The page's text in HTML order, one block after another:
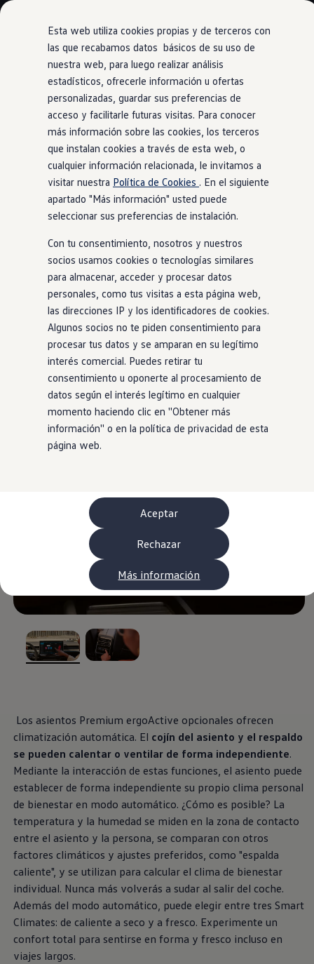
Esta web utiliza cookies propias y de terceros con
las que recabamos datos básicos de su uso de
nuestra web, para luego realizar análisis
estadísticos, ofrecerle información u ofertas
personalizadas, guardar sus preferencias de
acceso y facilitarle futuras visitas. Para conocer
más información sobre las cookies, los terceros
que instalan cookies a través de esta web, o
cualquier información relacionada, le invitamos a
visitar nuestra Política de Cookies . En el siguiente
apartado "Más información" usted puede
seleccionar sus preferencias de instalación.
Con tu consentimiento, nosotros y nuestros
socios usamos cookies o tecnologías similares
para almacenar, acceder y procesar datos
personales, como tus visitas a esta página web,
las direcciones IP y los identificadores de cookies.
Algunos socios no te piden consentimiento para
procesar tus datos y se amparan en su legítimo
interés comercial. Puedes retirar tu
consentimiento u oponerte al procesamiento de
datos según el interés legítimo en cualquier
momento haciendo clic en ''Obtener más
información'' o en la política de privacidad de esta
página web.
Aceptar
Rechazar
Más información
Ir
directamente
al contenido
Ir
directamente
al pie de
página
Nuevo ID. Polo: El eléctrico para todos
Nuevo ID. Cross 100% eléctrico
Modelos 7 plazas
Descubre el nuevo Golf GTI 50 Aniversario
Gama Deportiva
Gama SUV de Volkswagen
Ofertas y promociones
Precios Especiales
Renueva tu Volkswagen
Trae un amigo a Volkswagen Canarias
Financiación Volkswagen
Volkswagen Flex & Serenity
Renting
Vehículos de ocasión
Concursos Volkswagen
Clientes
Buscador de Concesionarios
Atención al cliente
Accesorios
Guía de mantenimiento
Información Útil
Viajar en coche
WLTP
Aceite y líquidos
EA189
Etiquetado de neumáticos UE - Volkswagen
Reciclaje Volkswagen Canarias
Servicios de mantenimiento
Garantía Volkswagen
Homologaciones y certificados de conformidad
Información sobre el apagón de redes 2G-3G
Recambios
Recambios reconstruidos
Neumáticos
Modelos antiguos
Servicio para vehículos eléctricos
myVolkswagen
Ayuda con aplicaciones y servicios digitales
Navigation Map Update
Extras digitales
Actualizaciones del software, los mapas y las
Buscar servicios para tu modelo
Conectar el móvil con el vehículo
Exclusivo para empresas
Volkswagen Taxis
Movilidad Eléctrica
Actualización de Software ID.
Carga y autonomía
¿Cuántos kilómetros puedo recorrer?
Cómo recargar
Cargador ID.
Instalación Punto de Carga Coche Eléctrico en
Reutilización de las baterias
El sonido del ID.
Plan Auto+ en Canarias
Mundo Volkswagen
Volkswagen Canarias
Digital Showroom
Club Fidelización
Patrocinios
Blog
Climatronic para los asientos
Asiento climatizado
inteligente
, 1 de 2
Los asientos Premium ergoActive opcionales ofrecen
climatización automática. El cojín del asiento y el respaldo
se pueden calentar o ventilar de forma independiente.
Mediante la interacción de estas funciones, el asiento puede
establecer de forma independiente su propio clima personal
de bienestar en modo automático. ¿Cómo es posible? La
temperatura y la humedad se miden en la zona de contacto
entre el asiento y la persona, se comparan con otros
factores climáticos y ajustes preferidos, como "espalda
caliente", y se utilizan para calcular el clima de bienestar
individual. Nunca más volverás a sudar al salir del coche.
Además del modo automático, puede elegir entre tres Smart
Climates: de caliente a seco y a fresco. Experimente un
confort total para sentirse en forma y fresco incluso en
viajes largos.